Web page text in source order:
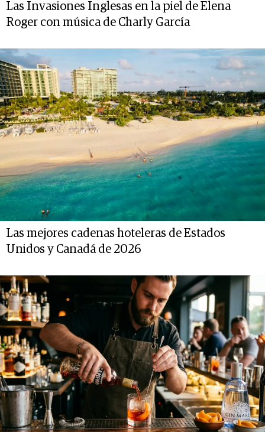
Las Invasiones Inglesas en la piel de Elena
Roger con música de Charly García
Las mejores cadenas hoteleras de Estados
Unidos y Canadá de 2026